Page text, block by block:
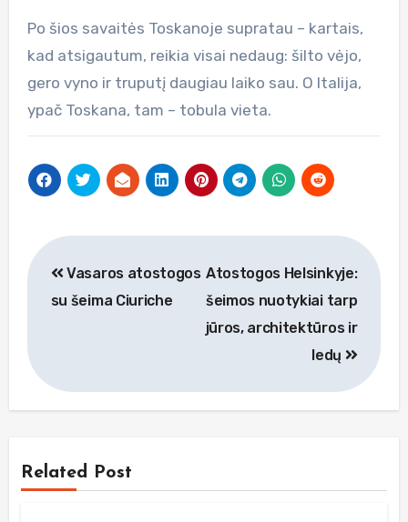
Po šios savaitės Toskanoje supratau – kartais,
kad atsigautum, reikia visai nedaug: šilto vėjo,
gero vyno ir truputį daugiau laiko sau. O Italija,
ypač Toskana, tam – tobula vieta.
Navigacija
tarp
Vasaros atostogos
su šeima Ciuriche
Atostogos Helsinkyje:
šeimos nuotykiai tarp
jūros, architektūros ir
ledų
Related Post